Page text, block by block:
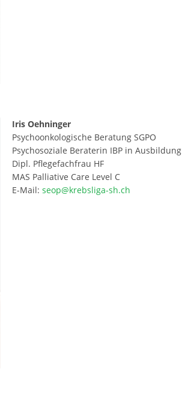
Iris Oehninger
Psychoonkologische Beratung SGPO
Psychosoziale Beraterin IBP in Ausbildung
Dipl. Pflegefachfrau HF
MAS Palliative Care Level C
E-Mail: seop@krebsliga-sh.ch